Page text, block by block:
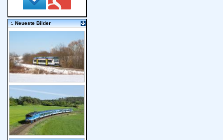
:. Neueste Bilder